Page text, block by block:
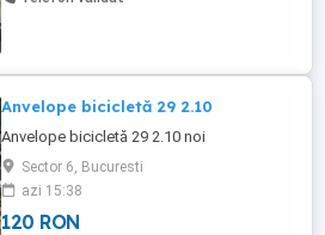
Anvelope bicicletă 29 2.10
Anvelope bicicletă 29 2.10 noi
Sector 6, Bucuresti
azi 15:38
120 RON